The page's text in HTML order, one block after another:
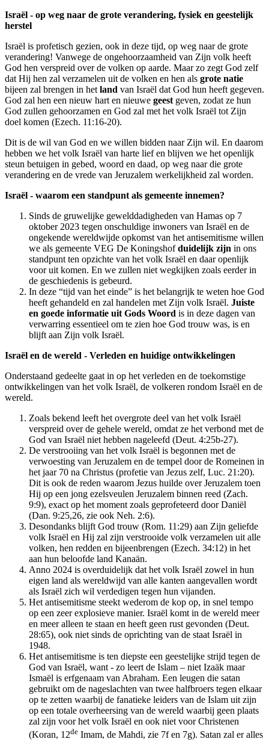
Israël - op weg naar de grote verandering, fysiek en geestelijk
herstel
Israël is profetisch gezien, ook in deze tijd, op weg naar de grote
verandering! Vanwege de ongehoorzaamheid van Zijn volk heeft
God hen verspreid over de volken op aarde. Maar zo zegt God zelf
dat Hij hen zal verzamelen uit de volken en hen als grote natie
bijeen zal brengen in het land van Israël dat God hun heeft gegeven.
God zal hen een nieuw hart en nieuwe geest geven, zodat ze hun
God zullen gehoorzamen en God zal met het volk Israël tot Zijn
doel komen (Ezech. 11:16-20).
Dit is de wil van God en we willen bidden naar Zijn wil. En daarom
hebben we het volk Israël van harte lief en blijven we het openlijk
steun betuigen in gebed, woord en daad, op weg naar die grote
verandering en de vrede van Jeruzalem werkelijkheid zal worden.
Israël - waarom een standpunt als gemeente innemen?
Sinds de gruwelijke gewelddadigheden van Hamas op 7
oktober 2023 tegen onschuldige inwoners van Israël en de
ongekende wereldwijde opkomst van het antisemitisme willen
we als gemeente VEG De Koningshofduidelijk zijn in ons
standpunt ten opzichte van het volk Israël en daar openlijk
voor uit komen. En we zullen niet wegkijken zoals eerder in
de geschiedenis is gebeurd.
In deze “tijd van het einde” is het belangrijk te weten hoe God
heeft gehandeld en zal handelen met Zijn volk Israël. Juiste
en goede informatie uit Gods Woord is in deze dagen van
verwarring essentieel om te zien hoe God trouw was, is en
blijft aan Zijn volk Israël.
Israël en de wereld - Verleden en huidige ontwikkelingen
Onderstaand gedeelte gaat in op het verleden en de toekomstige
ontwikkelingen van het volk Israël, de volkeren rondom Israël en de
wereld.
Zoals bekend leeft het overgrote deel van het volk Israël
verspreid over de gehele wereld, omdat ze het verbond met de
God van Israël niet hebben nageleefd (Deut. 4:25b-27).
De verstrooiing van het volk Israël is begonnen met de
verwoesting van Jeruzalem en de tempel door de Romeinen in
het jaar 70 na Christus (profetie van Jezus zelf, Luc. 21:20).
Dit is ook de reden waarom Jezus huilde over Jeruzalem toen
Hij op een jong ezelsveulen Jeruzalem binnen reed (Zach.
9:9), exact op het moment zoals geprofeteerd door Daniël
(Dan. 9:25,26, zie ook Neh. 2:6).
Desondanks blijft God trouw (Rom. 11:29) aan Zijn geliefde
volk Israël en Hij zal zijn verstrooide volk verzamelen uit alle
volken, hen redden en bijeenbrengen (Ezech. 34:12) in het
aan hun beloofde land Kanaän.
Anno 2024 is overduidelijk dat het volk Israël zowel in hun
eigen land als wereldwijd van alle kanten aangevallen wordt
als Israël zich wil verdedigen tegen hun vijanden.
Het antisemitisme steekt wederom de kop op, in snel tempo
op een zeer explosieve manier. Israël komt in de wereld meer
en meer alleen te staan en heeft geen rust gevonden (Deut.
28:65), ook niet sinds de oprichting van de staat Israël in
1948.
Het antisemitisme is ten diepste een geestelijke strijd tegen de
God van Israël, want - zo leert de Islam – niet Izaäk maar
Ismaël is erfgenaam van Abraham. Een leugen die satan
gebruikt om de nageslachten van twee halfbroers tegen elkaar
op te zetten waarbij de fanatieke leiders van de Islam uit zijn
op een totale overheersing van de wereld waarbij geen plaats
zal zijn voor het volk Israël en ook niet voor Christenen
(Koran, 12de Imam, de Mahdi, zie 7f en 7g). Satan zal er alles